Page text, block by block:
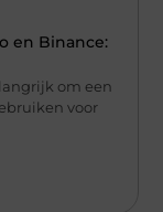
en Binance:
om een
voor